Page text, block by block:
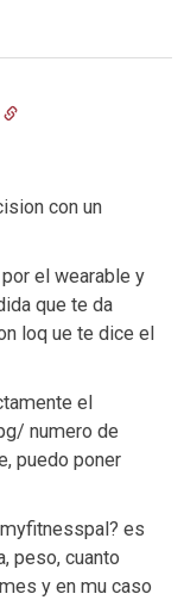
con un
el wearable y
que te da
loq ue te dice el
el
numero de
puedo poner
es
peso, cuanto
y en mu caso